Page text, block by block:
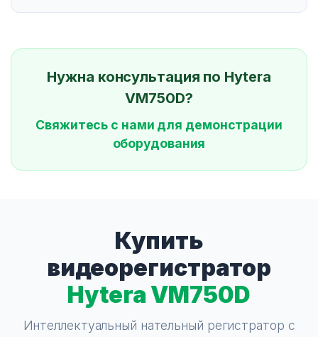
Нужна консультация по Hytera
VM750D?
Свяжитесь с нами для демонстрации
оборудования
Купить
видеорегистратор
Hytera VM750D
Интеллектуальный нательный регистратор с